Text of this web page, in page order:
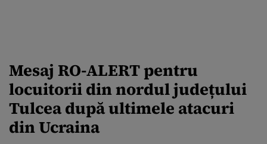
Mesaj RO-ALERT pentru
locuitorii din nordul județului
Tulcea după ultimele atacuri
din Ucraina